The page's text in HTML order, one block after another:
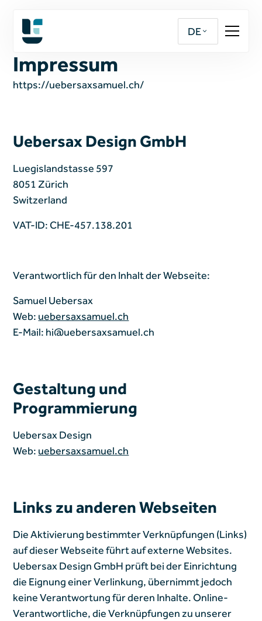
DE
Impressum
https://uebersaxsamuel.ch/
Uebersax Design GmbH
Luegislandstasse 597
8051 Zürich
Switzerland
VAT-ID: CHE-457.138.201
Verantwortlich für den Inhalt der Webseite:
Samuel Uebersax
Web: uebersaxsamuel.ch
E-Mail: hi@uebersaxsamuel.ch
Gestaltung und
Programmierung
Uebersax Design
Web: uebersaxsamuel.ch
Links zu anderen Webseiten
Die Aktivierung bestimmter Verknüpfungen (Links)
auf dieser Webseite führt auf externe Websites.
Uebersax Design GmbH prüft bei der Einrichtung
die Eignung einer Verlinkung, übernimmt jedoch
keine Verantwortung für deren Inhalte. Online-
Verantwortliche, die Verknüpfungen zu unserer